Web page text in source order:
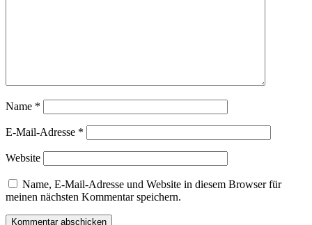
Name *
E-Mail-Adresse *
Website
Name, E-Mail-Adresse und Website in diesem Browser für
meinen nächsten Kommentar speichern.